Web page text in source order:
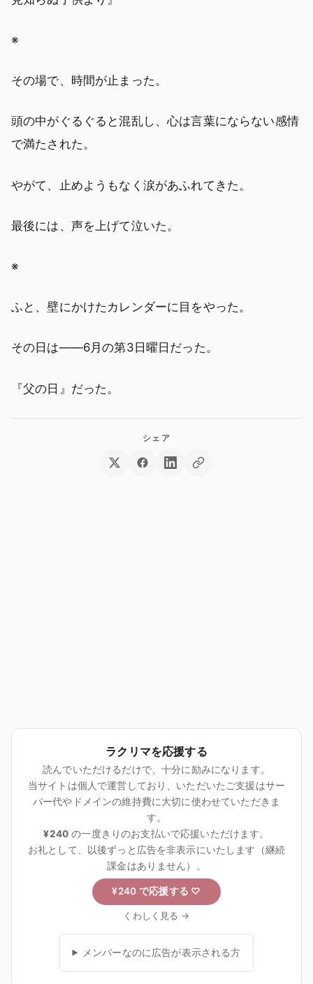
※
その場で、時間が止まった。
頭の中がぐるぐると混乱し、心は言葉にならない感情
で満たされた。
やがて、止めようもなく涙があふれてきた。
最後には、声を上げて泣いた。
※
ふと、壁にかけたカレンダーに目をやった。
その日は――6月の第3日曜日だった。
『父の日』だった。
ラクリマを応援する
読んでいただけるだけで、十分に励みになります。
当サイトは個人で運営しており、いただいたご支援はサー
バー代やドメインの維持費に大切に使わせていただきま
す。
¥240 の一度きりのお支払いで応援いただけます。
お礼として、以後ずっと広告を非表示にいたします（継続
課金はありません）。
¥240 で応援する ♡
くわしく見る →
メンバーなのに広告が表示される方